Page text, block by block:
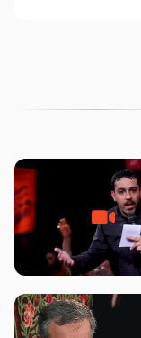
به‌ حق زهرا «أُنْظُرْ
عزاداری شب هفتم ماه